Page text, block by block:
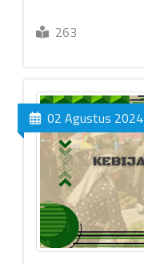
263
02 Agustus 2024